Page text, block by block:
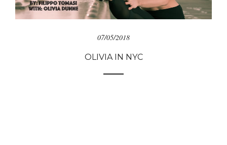
07/05/2018
OLIVIA IN NYC